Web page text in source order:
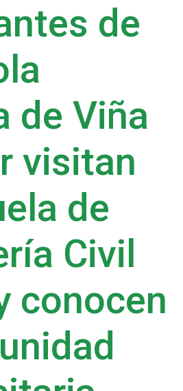
de
de Viña
visitan
de
Civil
conocen